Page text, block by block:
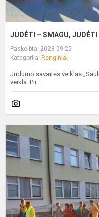
JUDĖTI – SMAGU, JUDĖTI
Paskelbta: 2023-09-25
Kategorija: Renginiai
Judumo savaitės veiklas
veikla. Pir...